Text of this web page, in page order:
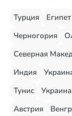
Турция Египет
Черногория
Северная
Индия
Тунис
Украина
Австрия